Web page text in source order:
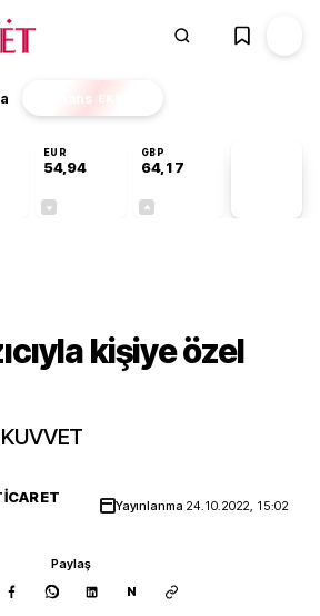
Finans EKSTRA
EUR
54,94
GBP
64,17
kişiye özel
Yayınlanma 24.10.2022, 15:02
Paylaş
N